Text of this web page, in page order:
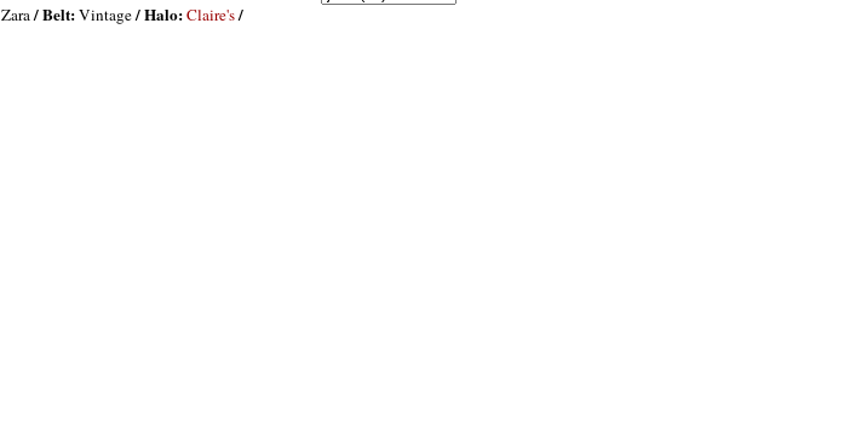
Zara/ Belt:Vintage/ Halo:Claire's/